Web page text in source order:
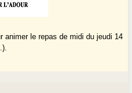
animer le repas de midi du jeudi 14